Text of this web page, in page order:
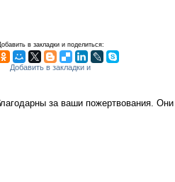
в закладки и поделиться:
за ваши пожертвования.